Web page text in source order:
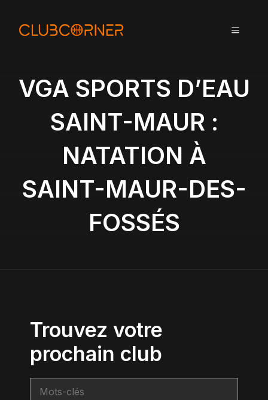
MENU
VGA SPORTS D’EAU
SAINT-MAUR :
NATATION À
SAINT-MAUR-DES-
FOSSÉS
Trouvez votre
prochain club